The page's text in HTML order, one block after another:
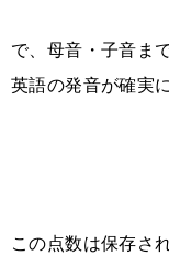
で、母音・子音ま
英語の発音が確実
この点数は保存さ